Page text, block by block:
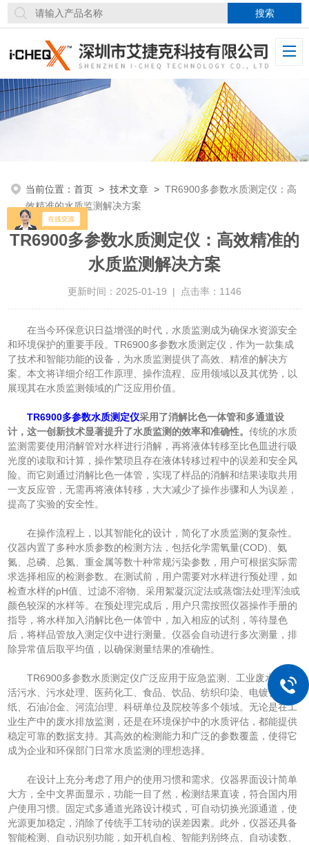
当前位置：首页 >技术文章 >TR6900多参数水质测定仪：高
效精准的水质监测解决方案
TR6900多参数水质测定仪：高效精准的
水质监测解决方案
更新时间：2025-01-19 | 点击率：1146
在当今环保意识日益增强的时代，水质监测成为确保水资源安全
和环境保护的重要手段。TR6900多参数水质测定仪，作为一款集成
了技术和智能功能的设备，为水质监测提供了高效、精准的解决方
案。本文将详细介绍工作原理、操作流程、应用领域以及其优势，以
展现其在水质监测领域的广泛应用价值。
TR6900多参数水质测定仪采用了消解比色一体管和多通道设
计，这一创新技术显著提升了水质监测的效率和准确性。传统的水质
监测需要使用消解管对水样进行消解，再将液体转移至比色皿进行吸
光度的读取和计算，操作繁琐且存在液体转移过程中的误差和安全风
险。而它则通过消解比色一体管，实现了样品的消解和结果读取共用
一支反应管，无需再将液体转移，大大减少了操作步骤和人为误差，
提高了实验的安全性。
在操作流程上，以其智能化的设计，简化了水质监测的复杂性。
仪器内置了多种水质参数的检测方法，包括化学需氧量(COD)、氨
氮、总磷、总氮、重金属等数十种常规污染参数，用户可根据实际需
求选择相应的检测参数。在测试前，用户需要对水样进行预处理，如
检查水样的pH值、过滤不溶物、采用絮凝沉淀法或蒸馏法处理浑浊或
颜色较深的水样等。在预处理完成后，用户只需按照仪器操作手册的
指导，将水样加入消解比色一体管中，加入相应的试剂，等待显色
后，将样品管放入测定仪中进行测量。仪器会自动进行多次测量，排
除异常值后取平均值，以确保测量结果的准确性。
TR6900多参数水质测定仪广泛应用于应急监测、工业废水、生
活污水、污水处理、医药化工、食品、饮品、纺织印染、电镀、造
纸、石油冶金、河流治理、科研单位及院校等多个领域。无论是在工
业生产中的废水排放监测，还是在环境保护中的水质评估，都能提供
稳定可靠的数据支持。其高效的检测能力和广泛的参数覆盖，使得它
成为企业和环保部门日常水质监测的理想选择。
在设计上充分考虑了用户的使用习惯和需求。仪器界面设计简单
大方，全中文界面显示，功能一目了然，检测结果直读，符合国内用
户使用习惯。固定式多通道光路设计模式，可自动切换光源通道，使
光源更加稳定，消除了传统手工转动的误差因素。此外，仪器还具备
智能检测、自动识别功能，如开机自检、智能判别终点、自动读数、